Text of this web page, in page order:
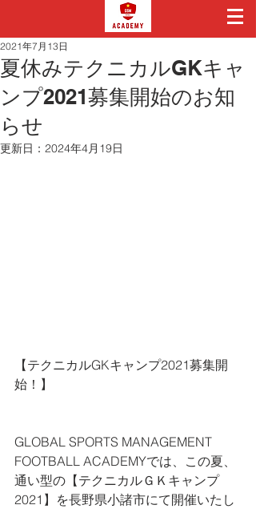
夏休みテクニカルGKキャ
ンプ2021募集開始のお知
らせ
2021年7月13日
更新日： 2024年4月19日
【テクニカルGKキャンプ2021募集開
始！】
GLOBAL SPORTS MANAGEMENT
FOOTBALL ACADEMYでは、この夏、
通い型の【テクニカルＧＫキャンプ
2021】を長野県小諸市にて開催いたし